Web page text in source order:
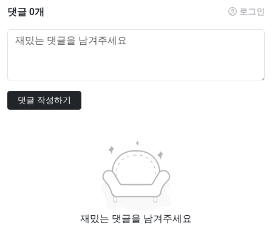
댓글 0개 로그인
댓글 작성하기
재밌는 댓글을 남겨주세요